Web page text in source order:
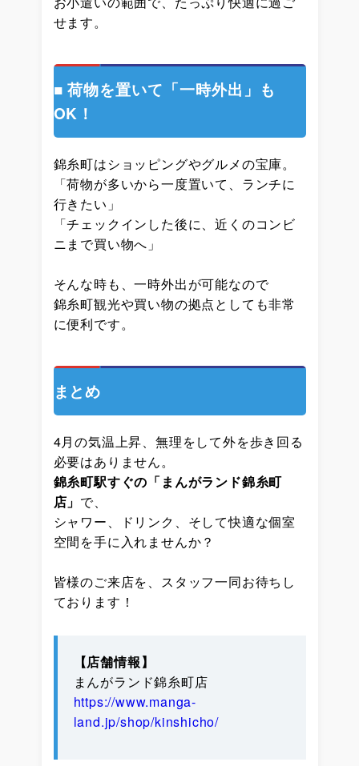
せます。
■ 荷物を置いて「一時外出」も
OK！
錦糸町はショッピングやグルメの宝庫。
「荷物が多いから一度置いて、ランチに
行きたい」
「チェックインした後に、近くのコンビ
ニまで買い物へ」
そんな時も、一時外出が可能なので
錦糸町観光や買い物の拠点としても非常
に便利です。
まとめ
4月の気温上昇、無理をして外を歩き回る
必要はありません。
錦糸町駅すぐの「まんがランド錦糸町
店」 で、
シャワー、ドリンク、そして快適な個室
空間を手に入れませんか？
皆様のご来店を、スタッフ一同お待ちし
ております！
【店舗情報】
まんがランド錦糸町店
https://www.manga-
land.jp/shop/kinshicho/